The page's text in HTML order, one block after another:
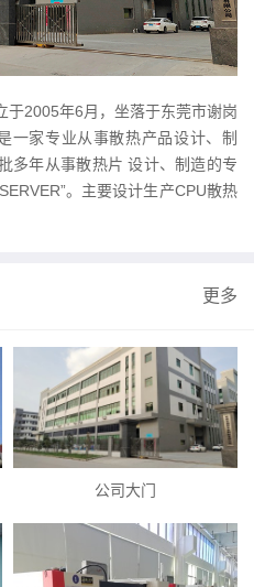
于2005年6月，坐落于东莞市谢岗
一家专业从事散热产品设计、制
多年从事散热片 设计、制造的专
。主要设计生产CPU散热
更多
公司大门